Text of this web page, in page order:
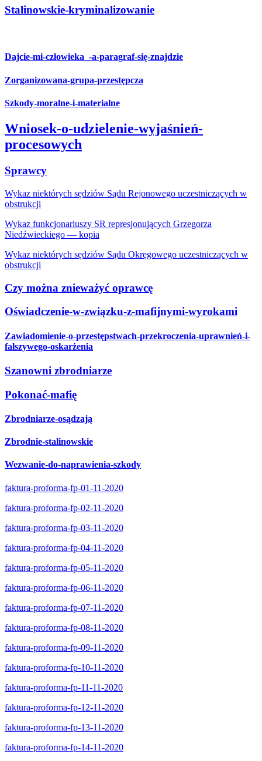
Stalinowskie-kryminalizowanie
Dajcie-mi-człowieka_-a-paragraf-się-znajdzie
Zorganizowana-grupa-przestępcza
Szkody-moralne-i-materialne
Wniosek-o-udzielenie-wyjaśnień-
procesowych
Sprawcy
Wykaz niektórych sędziów Sądu Rejonowego uczestniczących w
obstrukcji
Wykaz funkcjonariuszy SR represjonujących Grzegorza
Niedźwieckiego — kopia
Wykaz niektórych sędziów Sądu Okręgowego uczestniczących w
obstrukcji
Czy można znieważyć oprawcę
Oświadczenie-w-związku-z-mafijnymi-wyrokami
Zawiadomienie-o-przestępstwach-przekroczenia-uprawnień-i-
fałszywego-oskarżenia
Szanowni zbrodniarze
Pokonać-mafię
Zbrodniarze-osądzają
Zbrodnie-stalinowskie
Wezwanie-do-naprawienia-szkody
faktura-proforma-fp-01-11-2020
faktura-proforma-fp-02-11-2020
faktura-proforma-fp-03-11-2020
faktura-proforma-fp-04-11-2020
faktura-proforma-fp-05-11-2020
faktura-proforma-fp-06-11-2020
faktura-proforma-fp-07-11-2020
faktura-proforma-fp-08-11-2020
faktura-proforma-fp-09-11-2020
faktura-proforma-fp-10-11-2020
faktura-proforma-fp-11-11-2020
faktura-proforma-fp-12-11-2020
faktura-proforma-fp-13-11-2020
faktura-proforma-fp-14-11-2020